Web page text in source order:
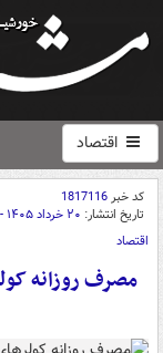
اقتصاد
کد خبر1817116
تاریخ انتشار: ۲۰ خرداد ۱۴۰۵ - ۰۴:۳۰
اقتصاد